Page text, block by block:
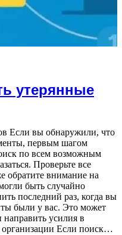
утерянные
Если вы обнаружили, что
первым шагом
по всем возможным
Проверьте все
обратите внимание на
быть случайно
последний раз, когда вы
были у вас. Это может
направить усилия в
Если поиск…